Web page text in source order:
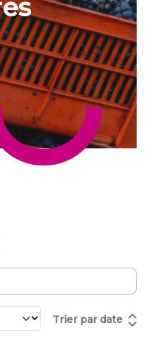
Trier par date